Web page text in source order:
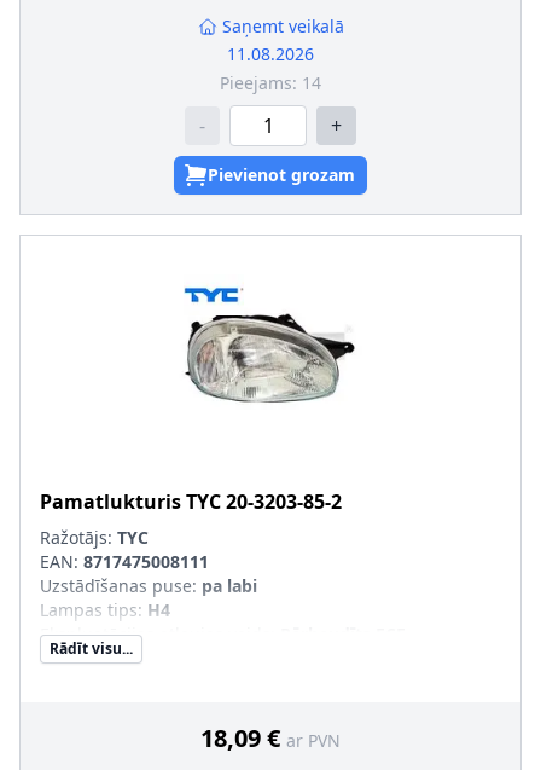
Saņemt veikalā
11.08.2026
Pieejams: 14
- +
Pievienot grozam
PamatlukturisTYC20-3203-85-2
Ražotājs: TYC
EAN: 8717475008111
Uzstādīšanas puse: pa labi
Lampas tips: H4
Ekspluatācijas atļaujas veids
Tr. līdzekļa aprīkojums
Rādīt visu...
18,09 € ar PVN